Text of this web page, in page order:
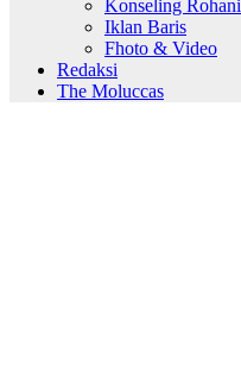
Konseling Rohani
Iklan Baris
Fhoto & Video
Redaksi
The Moluccas